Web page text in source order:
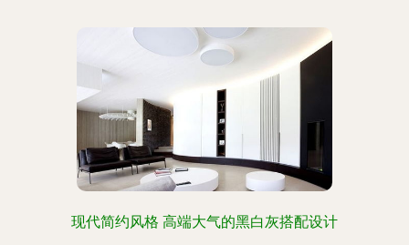
现代简约风格 高端大气的黑白灰搭配设计